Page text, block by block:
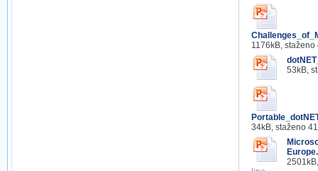
1176kB,
53kB,
34kB, staženo